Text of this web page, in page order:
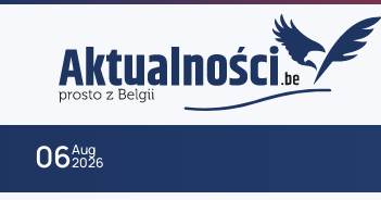
06Aug
2026